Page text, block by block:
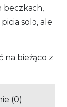
beczkach,
solo, ale
na bieżąco z
(0)